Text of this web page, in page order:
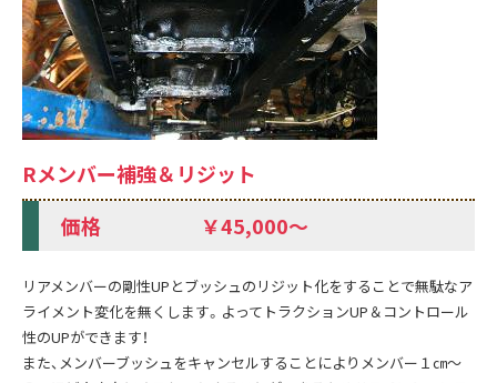
Rメンバー補強＆リジット
価格 ￥45,000～
リアメンバーの剛性UPとブッシュのリジット化をすることで無駄なア
ライメント変化を無くします。よってトラクションUP＆コントロール
性のUPができます！
また、メンバーブッシュをキャンセルすることによりメンバー１㎝～